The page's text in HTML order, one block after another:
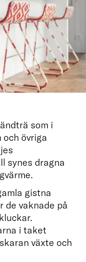
som i
övriga
synes dragna
gistna
de vaknade på
i taket
växte och